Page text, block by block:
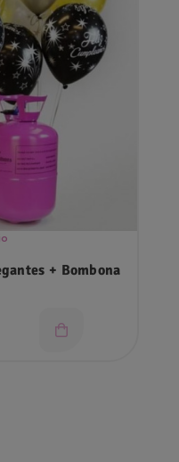
+ Bombona